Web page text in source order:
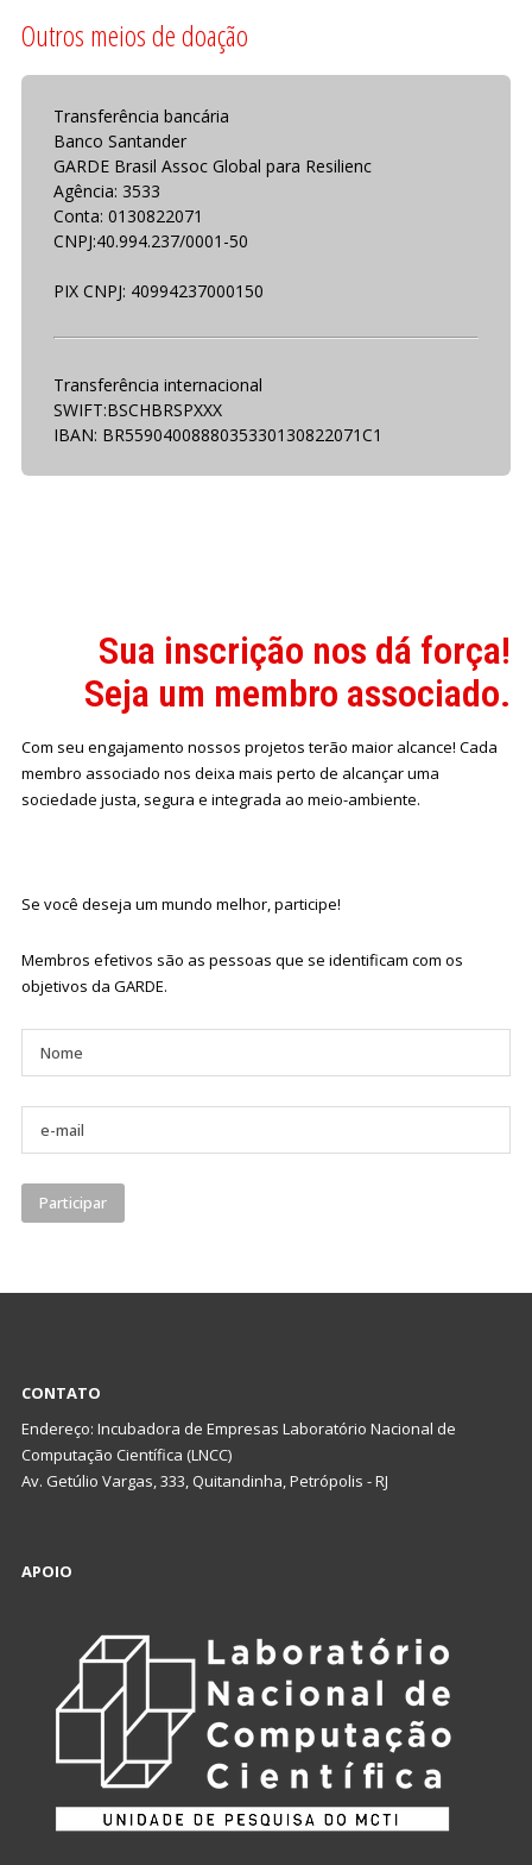
Outros meios de doação
Transferência bancária
Banco Santander
GARDE Brasil Assoc Global para Resilienc
Agência: 3533
Conta: 0130822071
CNPJ:40.994.237/0001-50
PIX CNPJ: 40994237000150
Transferência internacional
SWIFT:BSCHBRSPXXX
IBAN: BR5590400888035330130822071C1
Sua inscrição nos dá força!
Seja um membro associado.
Com seu engajamento nossos projetos terão maior alcance! Cada
membro associado nos deixa mais perto de alcançar uma
sociedade justa, segura e integrada ao meio-ambiente.
Se você deseja um mundo melhor, participe!
Membros efetivos são as pessoas que se identificam com os
objetivos da GARDE.
CONTATO
Endereço: Incubadora de Empresas Laboratório Nacional de
Computação Científica (LNCC)
Av. Getúlio Vargas, 333, Quitandinha, Petrópolis - RJ
APOIO